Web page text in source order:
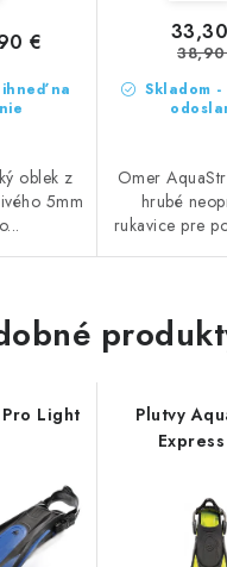
na
€
oblek z
5mm
Skladom
Omer
hrubé
rukavice pre
Light
Plutvy
Express